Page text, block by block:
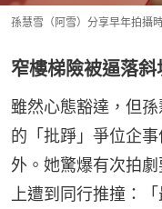
孫慧雪（阿雪）分享早年拍攝
窄樓梯險被逼落
雖然心態豁達，但
的「批踭」爭位企
外。她驚爆有次拍
上遭到同行推撞：